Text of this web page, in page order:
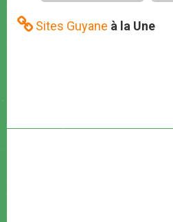
Sites Guyane à la Une